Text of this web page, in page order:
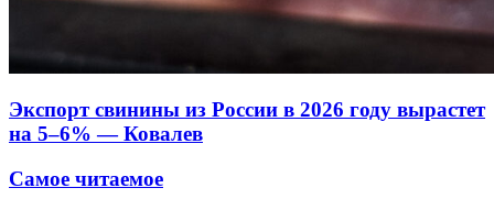
Экспорт свинины из России в 2026 году вырастет
на 5–6% — Ковалев
Самое читаемое